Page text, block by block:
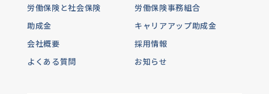
労働保険と社会保険
労働保険事務組合
助成金
キャリアアップ助成金
会社概要
採用情報
よくある質問
お知らせ